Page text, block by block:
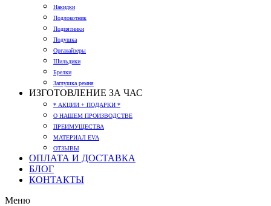
Накидки
Подлокотник
Подпятники
Подушка
Органайзеры
Шильдики
Брелки
Заглушка ремня
ИЗГОТОВЛЕНИЕ ЗА ЧАС
* АКЦИИ + ПОДАРКИ *
О НАШЕМ ПРОИЗВОДСТВЕ
ПРЕИМУЩЕСТВА
МАТЕРИАЛ EVA
ОТЗЫВЫ
ОПЛАТА И ДОСТАВКА
БЛОГ
КОНТАКТЫ
Меню